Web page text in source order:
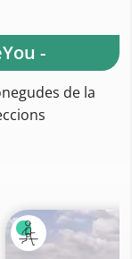
-
de la